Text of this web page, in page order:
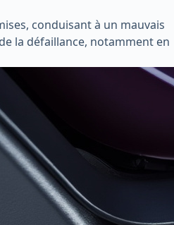
conduisant à un mauvais
la défaillance, notamment en